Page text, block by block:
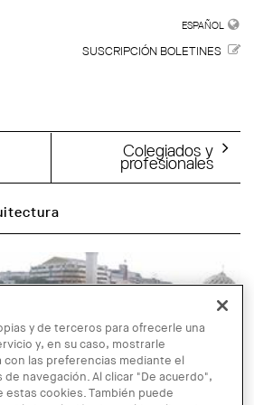
ESPAÑOL
SUSCRIPCIÓN BOLETINES
Colegiados y
profesionales
y de terceros para ofrecerle una
y, en su caso, mostrarle
con las preferencias mediante el
navegación. Al clicar "De acuerdo",
estas cookies. También puede